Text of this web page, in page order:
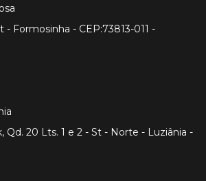
- Formosinha - CEP:73813-011 -
Qd. 20 Lts. 1 e 2 - St - Norte - Luziânia -